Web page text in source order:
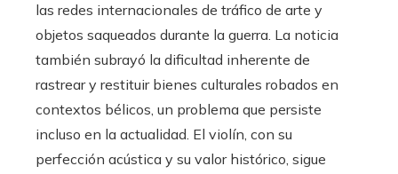
las redes internacionales de tráfico de arte y
objetos saqueados durante la guerra. La noticia
también subrayó la dificultad inherente de
rastrear y restituir bienes culturales robados en
contextos bélicos, un problema que persiste
incluso en la actualidad. El violín, con su
perfección acústica y su valor histórico, sigue